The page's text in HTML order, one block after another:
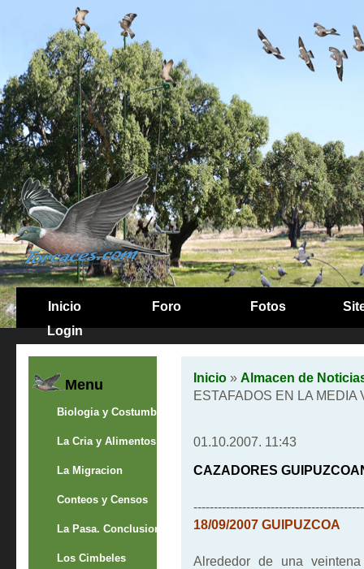
Inicio Foro Fotos
Login
Menu
Biologia y Costumbres
La Cria y Alimentos
La Migracion
Conteos y Censos
La Pasa. Conclusion
Los Cimbeles
Inicio» Almacen de
ESTAFADOS EN LA MEDIA
01.10.2007. 11:43
CAZADORES
18/09/2007 GUIPUZCOA
Alrededor de una